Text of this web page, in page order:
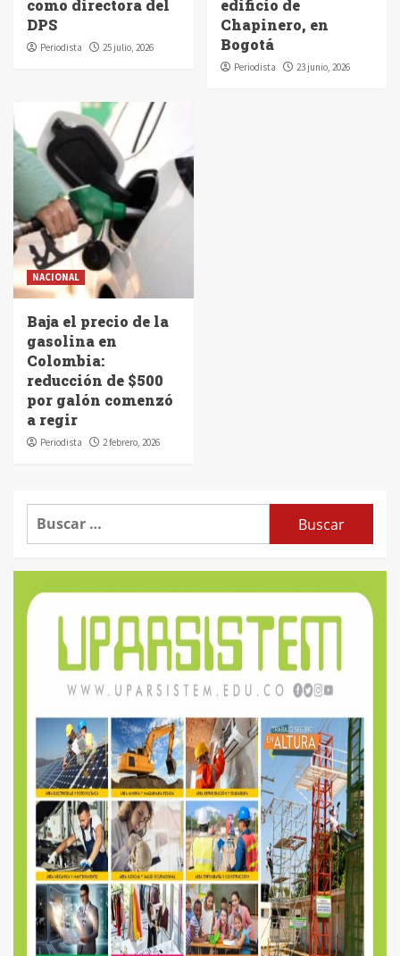
como directora del
DPS
Periodista 25 julio, 2026
edificio de
Chapinero, en
Bogotá
Periodista 23 junio, 2026
NACIONAL
Baja el precio de la
gasolina en
Colombia:
reducción de $500
por galón comenzó
a regir
Periodista 2 febrero, 2026
Buscar: